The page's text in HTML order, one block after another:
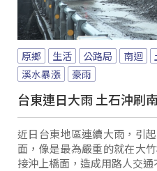
原鄉 生活 公路局 南迴
溪水暴漲
豪雨
台東連日大雨 土石沖刷
近日台東地區連續大雨，引
面，像是最為嚴重的就在大
接沖上橋面，造成用路人交通